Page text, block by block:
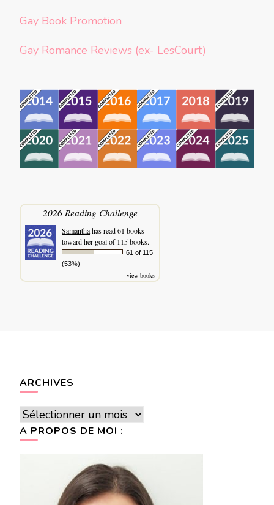
Gay Book Promotion
Gay Romance Reviews (ex- LesCourt)
2026 Reading Challenge
Samanthahas read 61 books
toward her goal of 115 books.
61 of 115
(53%)
view books
ARCHIVES
Archives
A PROPOS DE MOI :